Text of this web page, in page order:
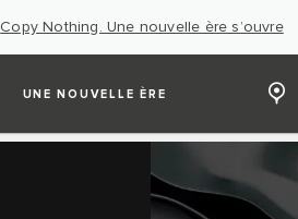
Copy Nothing. Une nouvelle ère s’ouvre
UNE NOUVELLE ÈRE